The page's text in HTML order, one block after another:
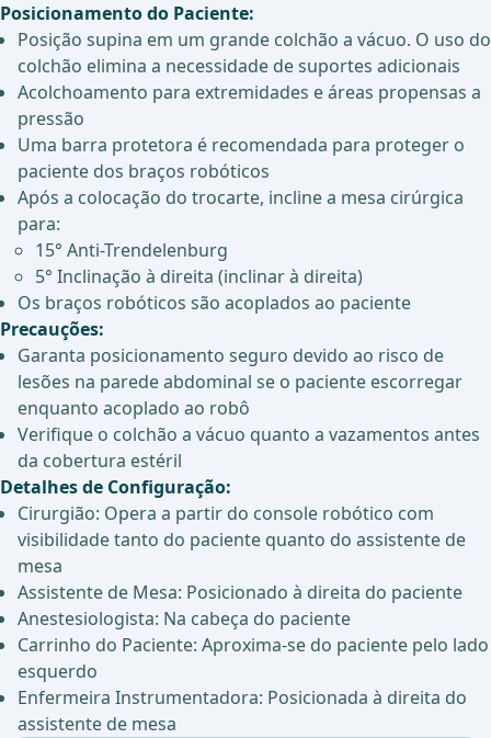
Posicionamento do Paciente:
Posição supina em um grande colchão a vácuo. O uso do
colchão elimina a necessidade de suportes adicionais
Acolchoamento para extremidades e áreas propensas a
pressão
Uma barra protetora é recomendada para proteger o
paciente dos braços robóticos
Após a colocação do trocarte, incline a mesa cirúrgica
para:
15° Anti-Trendelenburg
5° Inclinação à direita (inclinar à direita)
Os braços robóticos são acoplados ao paciente
Precauções:
Garanta posicionamento seguro devido ao risco de
lesões na parede abdominal se o paciente escorregar
enquanto acoplado ao robô
Verifique o colchão a vácuo quanto a vazamentos antes
da cobertura estéril
Detalhes de Configuração:
Cirurgião: Opera a partir do console robótico com
visibilidade tanto do paciente quanto do assistente de
mesa
Assistente de Mesa: Posicionado à direita do paciente
Anestesiologista: Na cabeça do paciente
Carrinho do Paciente: Aproxima-se do paciente pelo lado
esquerdo
Enfermeira Instrumentadora: Posicionada à direita do
assistente de mesa